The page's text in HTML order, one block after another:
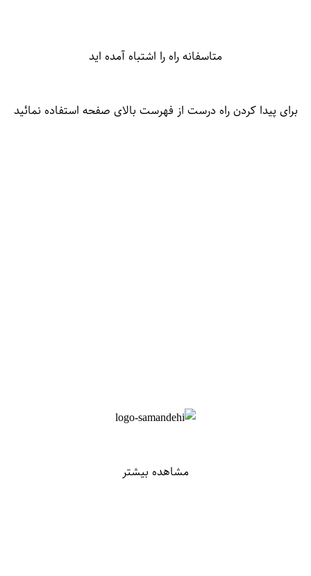
متاسفانه راه را اشتباه آمده اید
برای پیدا کردن راه درست از فهرست بالای صفحه استفاده نمائید
مشاهده بیشتر